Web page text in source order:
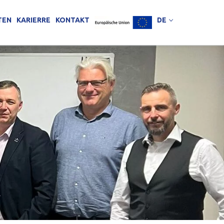
KARIERRE KONTAKT DE